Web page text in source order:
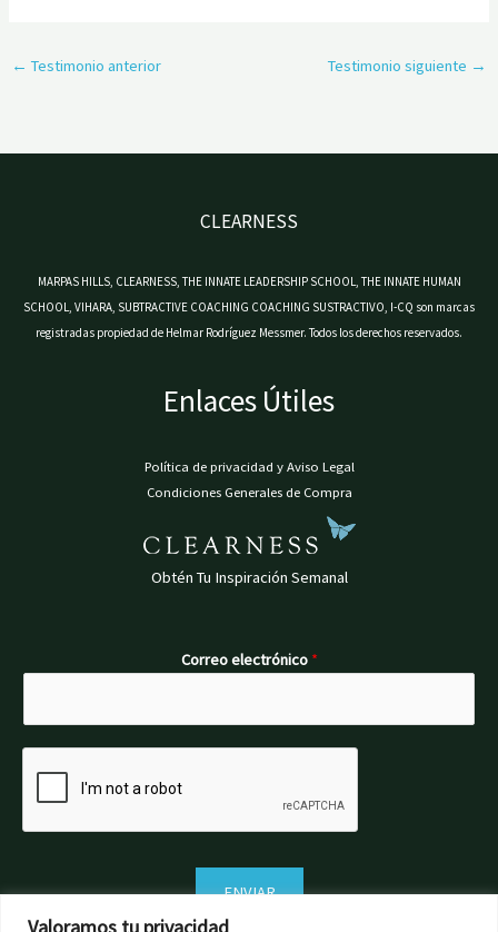
Valoramos tu privacidad
← Testimonio anterior Testimonio siguiente →
CLEARNESS
MARPAS HILLS, CLEARNESS, THE INNATE LEADERSHIP SCHOOL, THE INNATE HUMAN
SCHOOL, VIHARA, SUBTRACTIVE COACHING COACHING SUSTRACTIVO, I-CQ son marcas
registradas propiedad de Helmar Rodríguez Messmer. Todos los derechos reservados.
Enlaces Útiles
Política de privacidad y Aviso Legal
Condiciones Generales de Compra
Obtén Tu Inspiración Semanal
Correo electrónico *
ENVIAR